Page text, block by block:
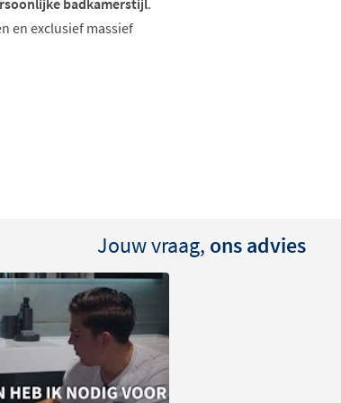
badkamerstijl.
en exclusief massief
mat wit, mat zwart,
moderne uitstraling.
in diverse houtdecors
intens eiken of
massief eiken topbladen
Jouw vraag, ons advies